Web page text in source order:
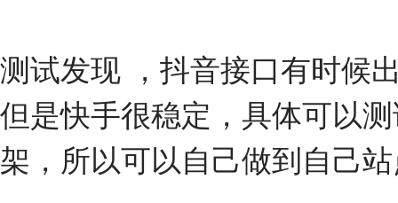
测试发现 ，抖音接口有时候
但是快手很稳定，具体可以
架，所以可以自己做到自己